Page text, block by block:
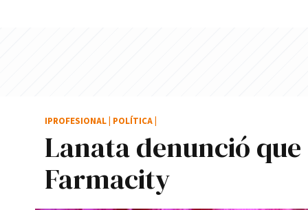
Lanata denunció
Farmacity
IPROFESIONAL POLÍTICA